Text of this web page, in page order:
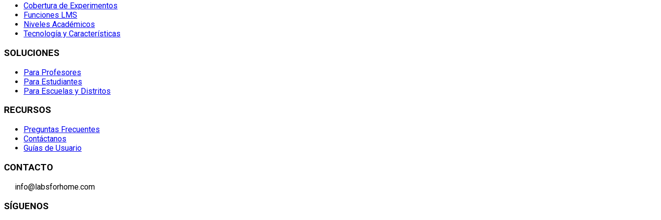
Cobertura de Experimentos
Funciones LMS
Niveles Académicos
Tecnología y Características
SOLUCIONES
Para Profesores
Para Estudiantes
Para Escuelas y Distritos
RECURSOS
Preguntas Frecuentes
Contáctanos
Guías de Usuario
CONTACTO
info@labsforhome.com
SÍGUENOS